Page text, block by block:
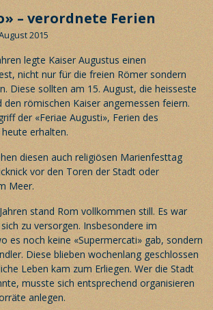
– verordnete Ferien
2015
legte Kaiser Augustus einen
nicht nur für die freien Römer sondern
Diese sollten am 15. August, die heisseste
den römischen Kaiser angemessen feiern.
der «Feriae Augusti», Ferien des
erhalten.
diesen auch religiösen Marienfesttag
vor den Toren der Stadt oder
Meer.
stand Rom vollkommen still. Es war
zu versorgen. Insbesondere im
es noch keine «Supermercati» gab, sondern
Diese blieben wochenlang geschlossen
Leben kam zum Erliegen. Wer die Stadt
musste sich entsprechend organisieren
anlegen.